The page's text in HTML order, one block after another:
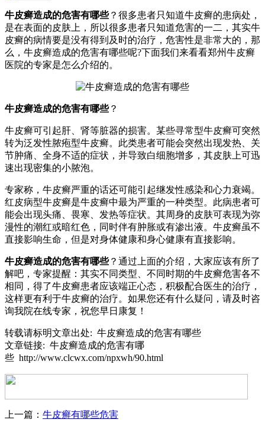
牛皮癣造成的危害有哪些？很多患者只知道牛皮癣的患病处，
是在表面的皮肤上，所以很多患者只知道危害的一二，其实牛
皮癣的病情要是没有得到及时的治疗，危害性是非常大的，那
么，牛皮癣造成的危害有哪些呢?下面我们来看看郑州牛皮癣
医院的专家是怎么介绍的。
牛皮癣造成的危害有哪些？
牛皮癣可引起肝、肾等脏器的损害。某些寻常型牛皮癣可突然
转为泛发性脓疱型牛皮癣。此类患者可能会突然出现发热、关
节肿痛、全身不适的症状，并导致白细胞增多，其皮肤上可迅
速出现密集的小脓泡。
专家称，牛皮癣严重的话还可能引起继发性感染和心力衰竭。
红皮病型牛皮癣是牛皮癣中最为严重的一种类型。此病患者可
能会出现头痛、畏寒、发热等症状。其周身的皮肤可表现为弥
漫性的潮红或暗红色，同时伴有肿胀或有渗出液。牛皮癣虽不
直接影响生命，但是对身体健康和身心健康有直接影响。
牛皮癣造成的危害有哪些？通过上面的介绍，大家应该有所了
解吧，专家提醒：其实不同类型、不同时期的牛皮癣危害各不
相同，得了牛皮癣患者应该端正心态，积极配合医生的治疗，
这样更有利于牛皮癣的治疗。如果您还有什么疑问，请及时咨
询我院在线专家，祝您早日康复！
转载请标明文章出处: 牛皮癣造成的危害有哪些
文章链接: 牛皮癣造成的危害有哪
些 http://www.clcwx.com/npxwh/90.html
上一篇： 牛皮癣有哪些危害